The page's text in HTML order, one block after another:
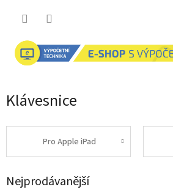
Klávesnice
Pro Apple iPad
Nejprodávanější